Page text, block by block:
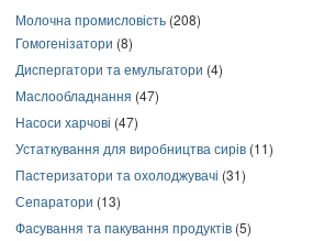
Молочна промисловість (208)
Гомогенізатори (8)
Диспергатори та емульгатори (4)
Маслообладнання (47)
Насоси харчові (47)
Устаткування для виробництва сирів (11)
Пастеризатори та охолоджувачі (31)
Сепаратори (13)
Фасування та пакування продуктів (5)